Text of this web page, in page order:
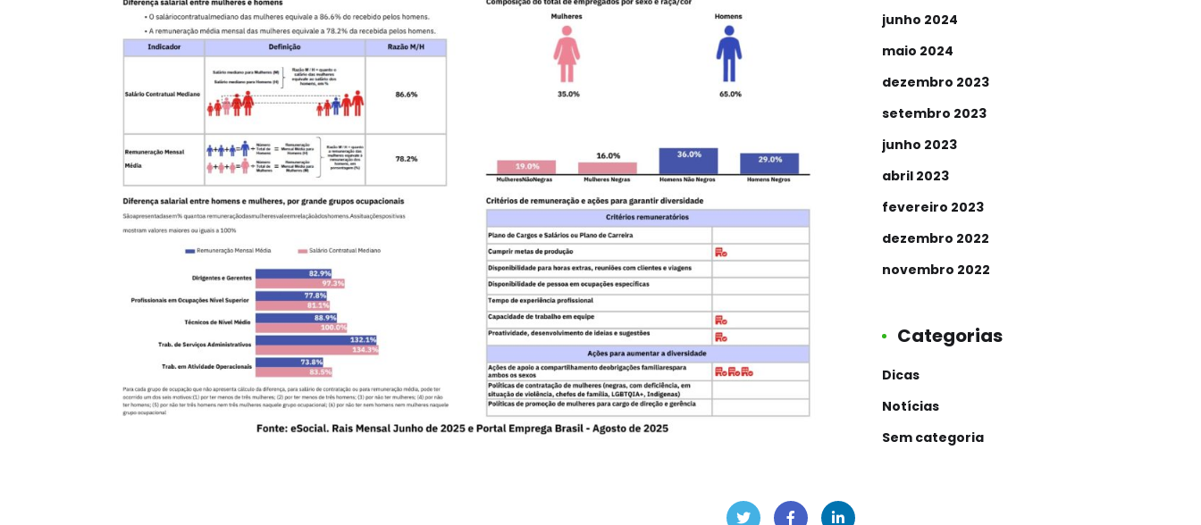
junho 2024
maio 2024
dezembro 2023
setembro 2023
junho 2023
abril 2023
fevereiro 2023
dezembro 2022
novembro 2022
Categorias
Dicas
Notícias
Sem categoria